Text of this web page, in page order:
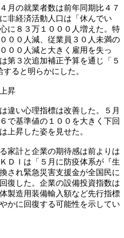
月の就業者数は前年同期比４７
非経済活動人口は「休んでい
に８３万１０００人増えた。特
００人減、従業員３０人未満の
００人減と大きく雇用を失っ
第３次追加補正予算を通じ「５
ると明らかにした。
昇
違い心理指標は改善した。５月
で基準値の１００を大きく下回
上昇した姿を見せた。
家計と企業の期待感は前よりは
ＤＩは「５月に防疫体系が『生
され緊急災害支援金が全国民に
復した。企業の設備投資指数は
製造用装備輸入額など先行指標
かに回復する可能性を示してい